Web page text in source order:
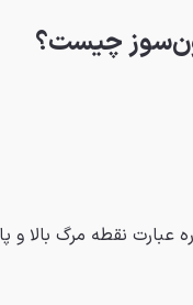
چیست؟
نقطه مرگ بالا و